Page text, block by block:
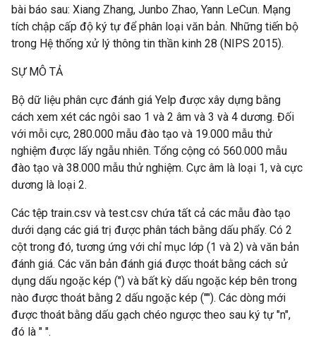
bài báo sau: Xiang Zhang, Junbo Zhao, Yann LeCun. Mạng
tích chập cấp độ ký tự để phân loại văn bản. Những tiến bộ
trong Hệ thống xử lý thông tin thần kinh 28 (NIPS 2015).
SỰ MÔ TẢ
Bộ dữ liệu phân cực đánh giá Yelp được xây dựng bằng
cách xem xét các ngôi sao 1 và 2 âm và 3 và 4 dương. Đối
với mỗi cực, 280.000 mẫu đào tạo và 19.000 mẫu thử
nghiệm được lấy ngẫu nhiên. Tổng cộng có 560.000 mẫu
đào tạo và 38.000 mẫu thử nghiệm. Cực âm là loại 1, và cực
dương là loại 2.
Các tệp train.csv và test.csv chứa tất cả các mẫu đào tạo
dưới dạng các giá trị được phân tách bằng dấu phẩy. Có 2
cột trong đó, tương ứng với chỉ mục lớp (1 và 2) và văn bản
đánh giá. Các văn bản đánh giá được thoát bằng cách sử
dụng dấu ngoặc kép (") và bất kỳ dấu ngoặc kép bên trong
nào được thoát bằng 2 dấu ngoặc kép (""). Các dòng mới
được thoát bằng dấu gạch chéo ngược theo sau ký tự "n",
đó là " ".